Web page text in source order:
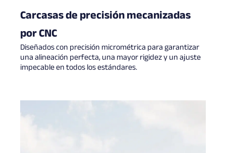
Carcasas de precisión mecanizadas
por CNC
Diseñados con precisión micrométrica para garantizar
una alineación perfecta, una mayor rigidez y un ajuste
impecable en todos los estándares.